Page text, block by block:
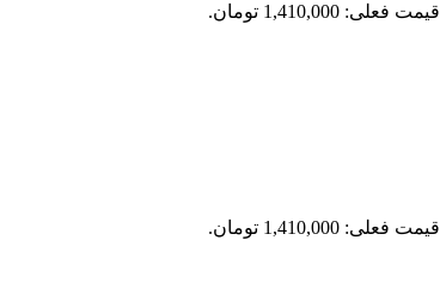
قیمت فعلی: 1,410,000 تومان.
قیمت فعلی: 1,410,000 تومان.